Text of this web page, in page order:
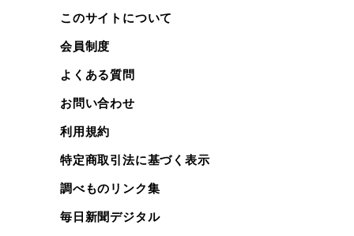
このサイトについて
会員制度
よくある質問
お問い合わせ
利用規約
特定商取引法に基づく表示
調べものリンク集
毎日新聞デジタル